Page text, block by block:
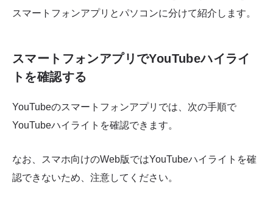
スマートフォンアプリとパソコンに分けて紹介します。
スマートフォンアプリでYouTubeハイライ
トを確認する
YouTubeのスマートフォンアプリでは、次の手順で
YouTubeハイライトを確認できます。
なお、スマホ向けのWeb版ではYouTubeハイライトを確
認できないため、注意してください。